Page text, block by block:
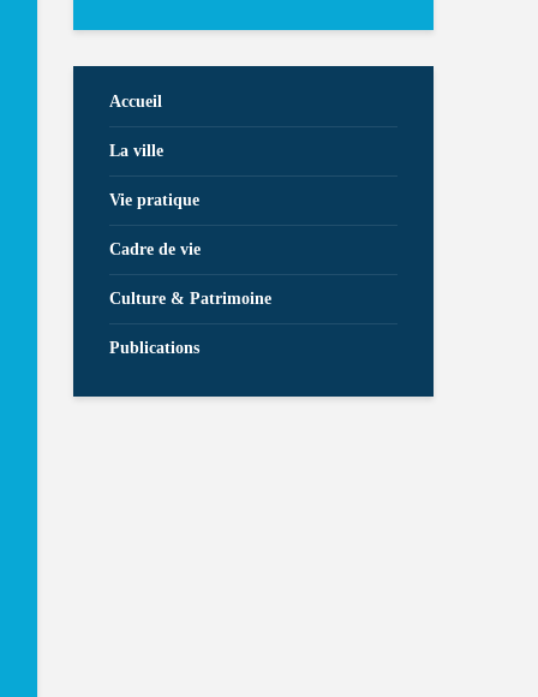
Accueil
La ville
Vie pratique
Cadre de vie
Culture & Patrimoine
Publications